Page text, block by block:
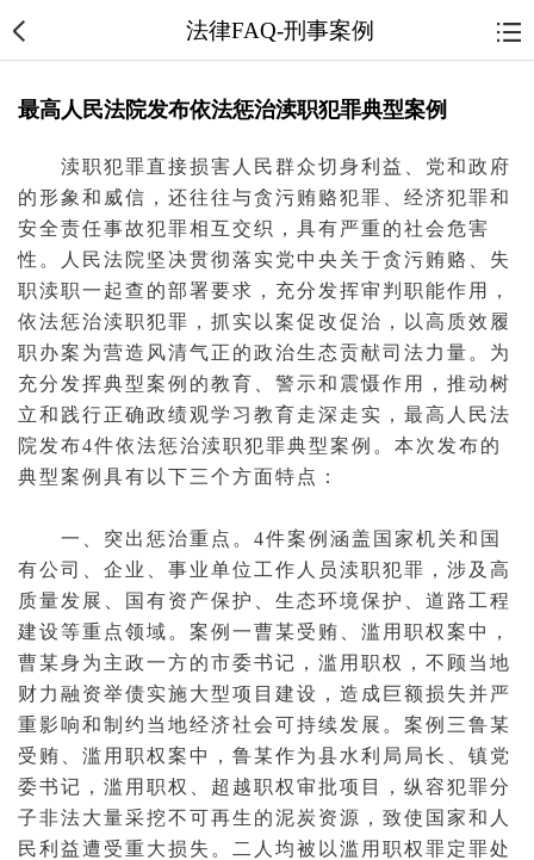
法律FAQ-刑事案例
最高人民法院发布依法惩治渎职犯罪典型案例
渎职犯罪直接损害人民群众切身利益、党和政府
的形象和威信，还往往与贪污贿赂犯罪、经济犯罪和
安全责任事故犯罪相互交织，具有严重的社会危害
性。人民法院 坚决贯彻落实党中央关于贪污贿赂
失
职渎职一起查的部署要求，充分发挥审判职能作用，
依法惩治渎职犯罪，抓实以案促改促治，以高质效履
职办案为营造风清气正的政治生态贡献司法力量。为
充分发挥典型案例 的教育
、警示和震慑作用，推动树
立和践行正确政绩观学习教育走深走实，最高人民法
院 发布4件依法惩治渎职犯罪典型案例。本次发布的
典型案例具有以下三个方面特点：
一、突出惩治重点。4件案例涵盖国家机关和国
有公司、企业、事业单位工作人员渎职犯罪，涉及高
质量发展、国有资产保护、生态环境保护
、道路工程
建设等重点领域。案例一曹某受贿 、滥用职权案中，
曹某身为主政一方的市委书记，滥用职权，不顾当地
财力融资举债实施大型项目建设，造成巨额损失并严
重影响和制约当地经济社会可持续发展。案例三鲁某
受贿、滥用职权案中，鲁某作为县水利局局长、镇党
委书记，滥用职权、超越职权审批项目，纵容犯罪分
子非法大量采挖不可再生的泥炭资源，致使国家和人
民利益遭受重大损失。二人均被以滥用职权罪定罪处